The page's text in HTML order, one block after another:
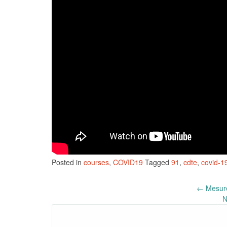
Posted in courses, COVID19 Tagged 91 , cdte, covid-
navigation
←